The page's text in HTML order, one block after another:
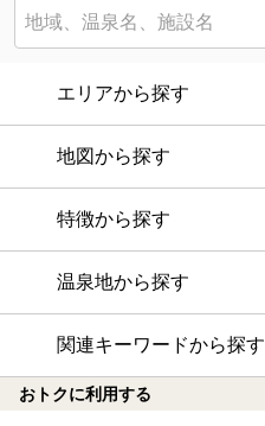
エリアから探す
地図から探す
特徴から探す
温泉地から探す
関連キーワードから探す
おトクに利用する